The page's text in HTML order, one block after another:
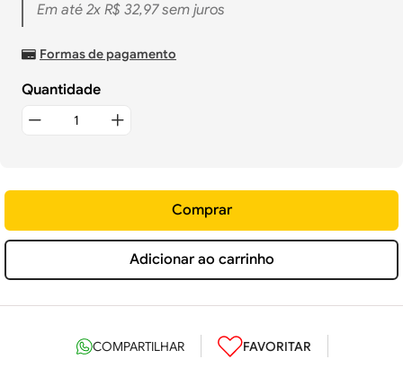
Em até 2x R$ 32,97sem juros
Formas de pagamento
Quantidade
Adicionar ao carrinho
Comprar